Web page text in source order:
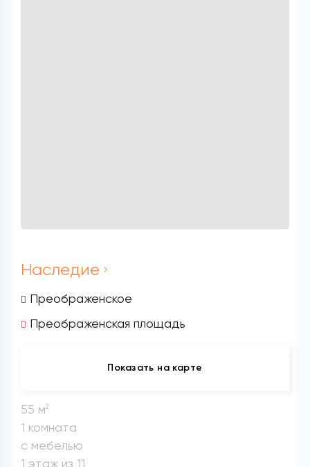
Наследие
Преображенское
Преображенская площадь
Показать на карте
55 м2
1 комната
с мебелью
1 этаж из 11